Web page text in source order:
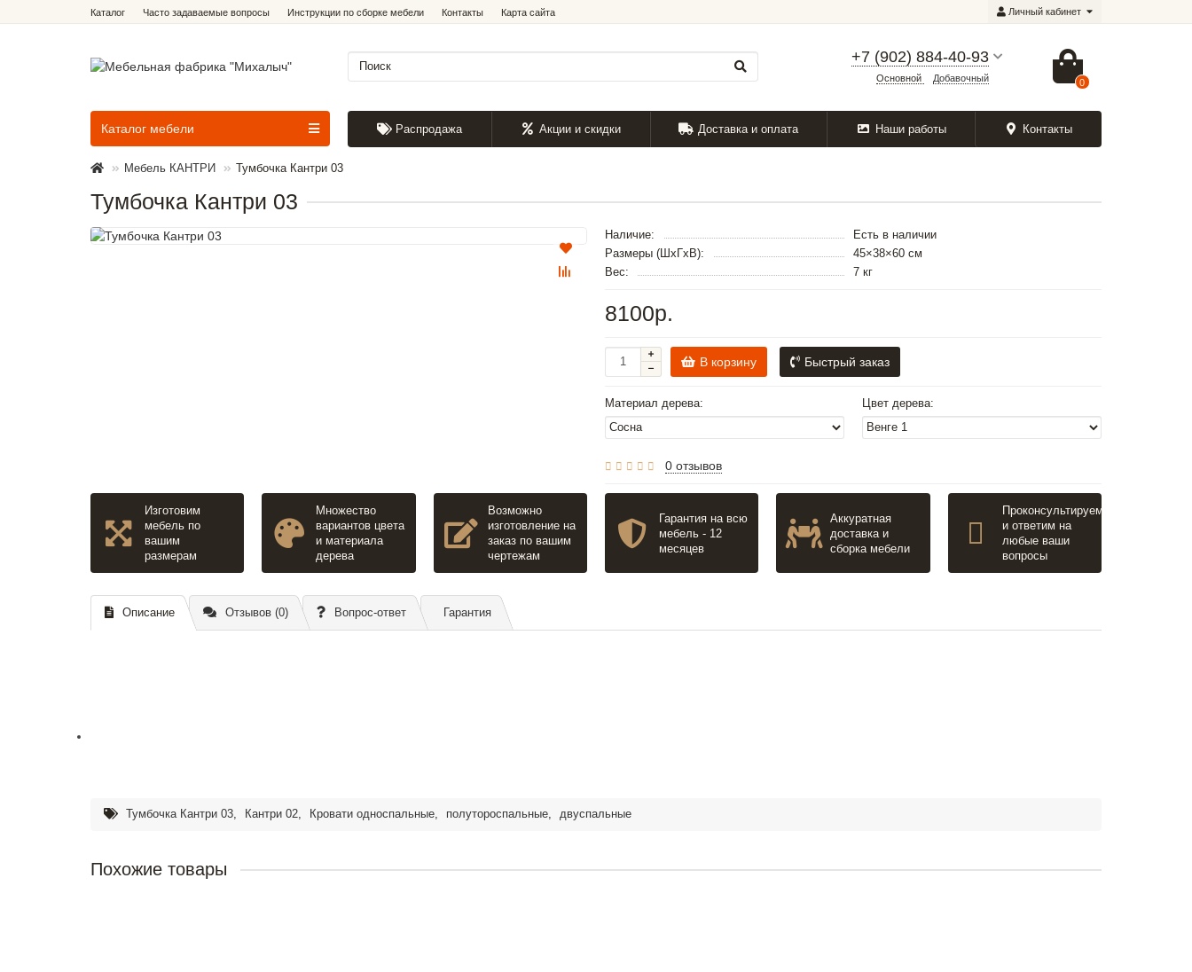
Личный кабинет
Каталог Часто задаваемые вопросы Инструкции по сборке мебели Контакты Карта сайта
+7 (902) 884-40-93
Основной Добавочный 0
Каталог мебели Распродажа Акции и скидки Доставка и оплата Наши работы Контакты
Мебель КАНТРИ Тумбочка Кантри 03
Тумбочка Кантри 03
Наличие:
Есть в наличии
Размеры (ШxГxВ):
45×38×60 см
Вес:
7 кг
8100р.
В корзину Быстрый заказ
Материал дерева: Цвет дерева:
0 отзывов
Изготовим
мебель по
вашим
размерам
Множество
вариантов цвета
и материала
дерева
Возможно
изготовление на
заказ по вашим
чертежам
Гарантия на всю
мебель - 12
месяцев
Аккуратная
доставка и
сборка мебели
Проконсультируем
и ответим на
любые ваши
вопросы
Описание Отзывов (0) Вопрос-ответ Гарантия
Тумбочка Кантри 03 Кантри 02 Кровати односпальные полутороспальные двуспальные
Похожие товары